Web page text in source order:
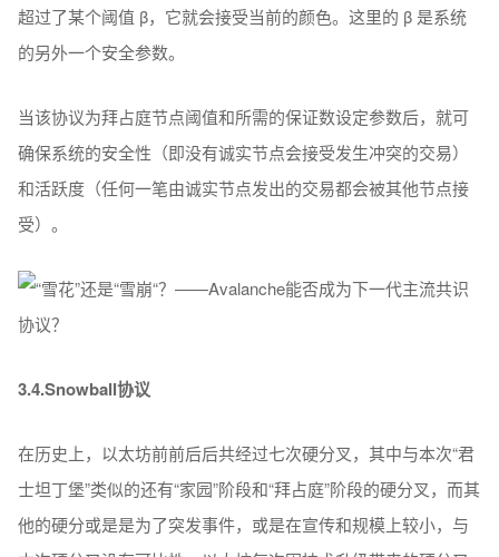
超过了某个阈值 β，它就会接受当前的颜色。这里的 β 是系统
的另外一个安全参数。
当该协议为拜占庭节点阈值和所需的保证数设定参数后，就可
确保系统的安全性（即没有诚实节点会接受发生冲突的交易）
和活跃度（任何一笔由诚实节点发出的交易都会被其他节点接
受）。
3.4.Snowball协议
在历史上，以太坊前前后后共经过七次硬分叉，其中与本次“君
士坦丁堡”类似的还有“家园”阶段和“拜占庭”阶段的硬分叉，而其
他的硬分或是是为了突发事件，或是在宣传和规模上较小，与